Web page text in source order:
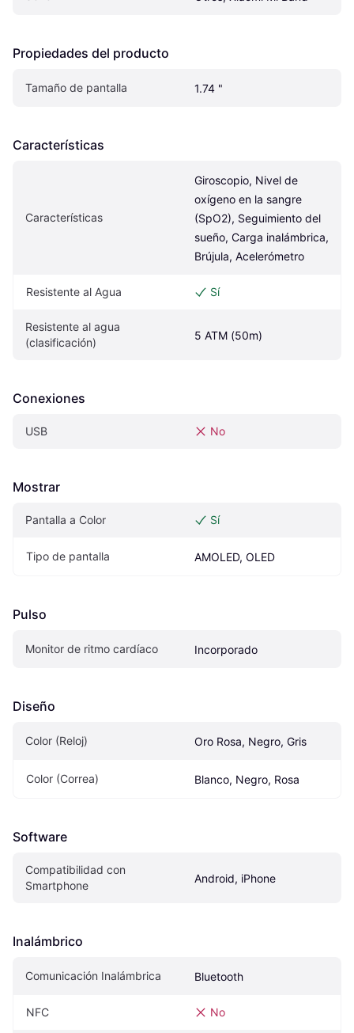
Propiedades del producto
Tamaño de pantalla 1.74 "
Características
Características
Giroscopio, Nivel de
oxígeno en la sangre
(SpO2), Seguimiento del
sueño, Carga inalámbrica,
Brújula, Acelerómetro
Resistente al Agua Sí
Resistente al agua
(clasificación)
5 ATM (50m)
Conexiones
USB No
Mostrar
Pantalla a Color Sí
Tipo de pantalla AMOLED, OLED
Pulso
Monitor de ritmo cardíaco Incorporado
Diseño
Color (Reloj) Oro Rosa, Negro, Gris
Color (Correa) Blanco, Negro, Rosa
Software
Compatibilidad con
Smartphone
Android, iPhone
Inalámbrico
Comunicación Inalámbrica Bluetooth
NFC No